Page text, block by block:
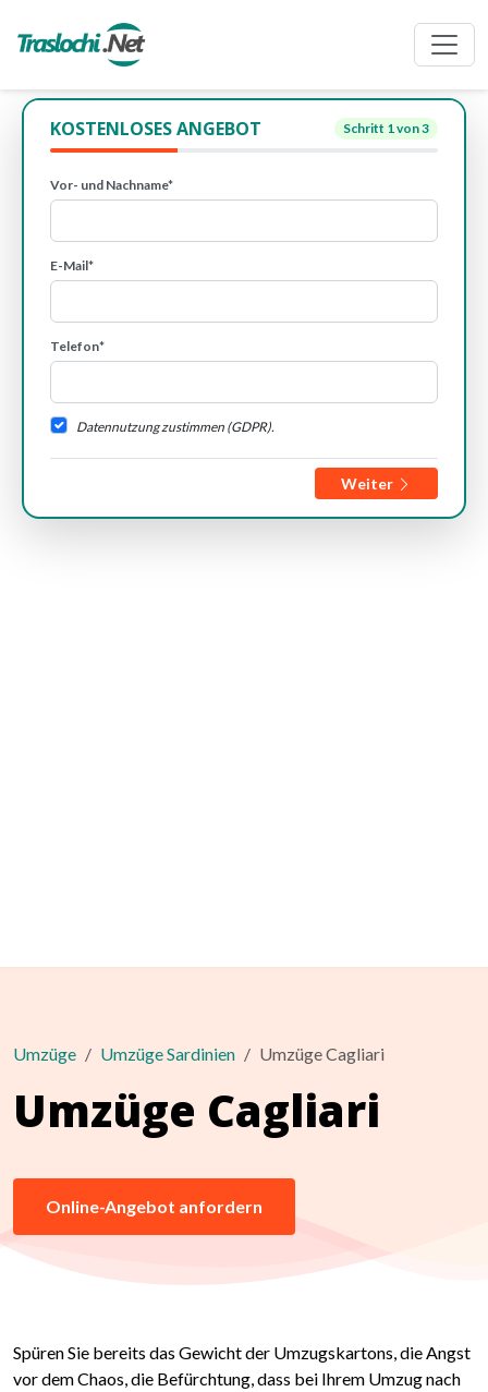
KOSTENLOSES ANGEBOT Schritt 1von 3
Vor- und Nachname*
E-Mail*
Telefon*
Datennutzung zustimmen (GDPR).
Weiter
Umzüge Umzüge Sardinien Umzüge Cagliari
Umzüge Cagliari
Online-Angebot anfordern
Spüren Sie bereits das Gewicht der Umzugskartons, die Angst
vor dem Chaos, die Befürchtung, dass bei Ihrem Umzug nach